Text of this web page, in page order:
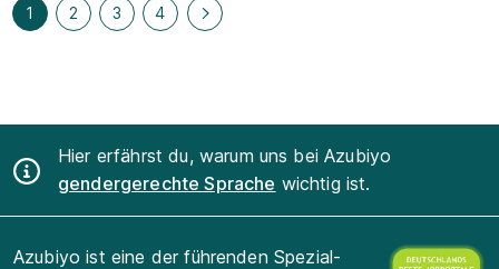
1 2 3 4
Hier erfährst du, warum uns bei Azubiyo
gendergerechte Sprache wichtig ist.
Azubiyo ist eine der führenden Spezial-